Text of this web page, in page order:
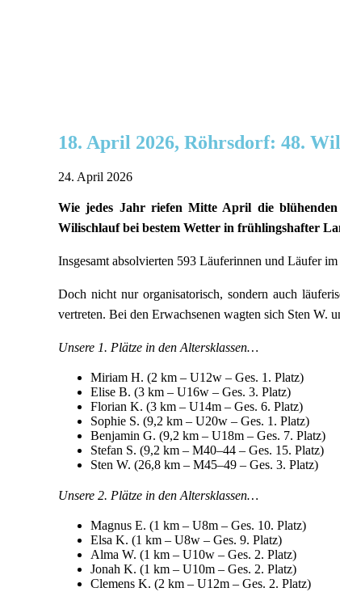
18. April 2026, Röhrsdorf: 48.
24. April 2026
Wie jedes Jahr riefen Mitte April die
Wilischlauf bei bestem Wetter in frühlingshafter
Insgesamt absolvierten 593 Läuferinnen und Läufer
Doch nicht nur organisatorisch, sondern auch
vertreten. Bei den Erwachsenen wagten sich Sten W.
Unsere 1. Plätze in den Altersklassen…
Miriam H. (2 km – U12w – Ges. 1. Platz)
Elise B. (3 km – U16w – Ges. 3. Platz)
Florian K. (3 km – U14m – Ges. 6. Platz)
Sophie S. (9,2 km – U20w – Ges. 1. Platz)
Benjamin G. (9,2 km – U18m – Ges. 7. Platz)
Stefan S. (9,2 km – M40–44 – Ges. 15. Platz)
Sten W. (26,8 km – M45–49 – Ges. 3. Platz)
Unsere 2. Plätze in den Altersklassen…
Magnus E. (1 km – U8m – Ges. 10. Platz)
Elsa K. (1 km – U8w – Ges. 9. Platz)
Alma W. (1 km – U10w – Ges. 2. Platz)
Jonah K. (1 km – U10m – Ges. 2. Platz)
Clemens K. (2 km – U12m – Ges. 2. Platz)